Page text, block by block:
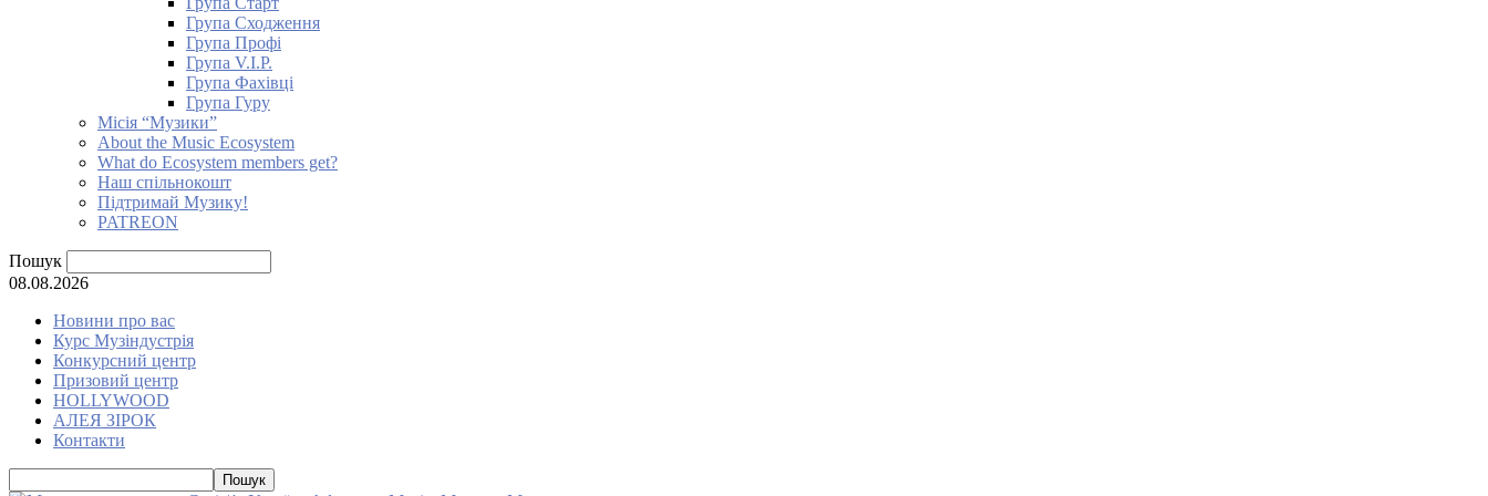
Група Сходження
Група Профі
Група V.I.P.
Група Фахівці
Група Гуру
Місія “Музики”
About the Music Ecosystem
What do Ecosystem members get?
Наш спільнокошт
Підтримай Музику!
PATREON
Пошук
08.08.2026
Новини про вас
Курс Музіндустрія
Конкурсний центр
Призовий центр
HOLLYWOOD
АЛЕЯ ЗІРОК
Контакти